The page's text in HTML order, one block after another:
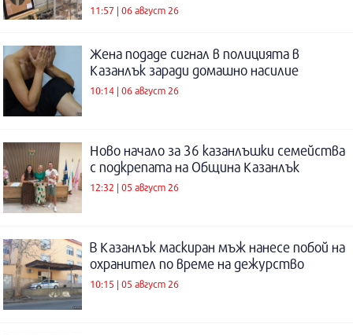
11:57 | 06 август 26
Жена подаде сигнал в полицията в
Казанлък заради домашно насилие
10:14 | 06 август 26
Ново начало за 36 казанлъшки семейства
с подкрепата на Община Казанлък
12:32 | 05 август 26
В Казанлък маскиран мъж нанесе побой на
охранител по време на дежурство
10:15 | 05 август 26